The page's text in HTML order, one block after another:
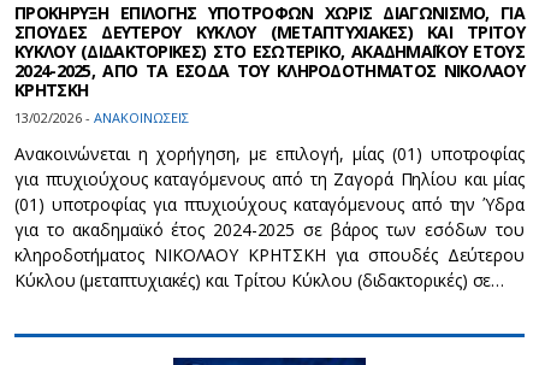
ΠΡΟΚΗΡΥΞΗ ΕΠΙΛΟΓΗΣ ΥΠΟΤΡΟΦΩΝ ΧΩΡΙΣ ΔΙΑΓΩΝΙΣΜΟ, ΓΙΑ
ΣΠΟΥΔΕΣ ΔΕΥΤΕΡΟΥ ΚΥΚΛΟΥ (ΜΕΤΑΠΤΥΧΙΑΚΕΣ) ΚΑΙ ΤΡΙΤΟΥ
ΚΥΚΛΟΥ (ΔΙΔΑΚΤΟΡΙΚΕΣ) ΣΤΟ ΕΣΩΤΕΡΙΚΟ, ΑΚΑΔΗΜΑΪΚΟΥ ΕΤΟΥΣ
2024-2025, ΑΠΟ ΤΑ ΕΣΟΔΑ ΤΟΥ ΚΛΗΡΟΔΟΤΗΜΑΤΟΣ ΝΙΚΟΛΑΟΥ
ΚΡΗΤΣΚΗ
13/02/2026 - ΑΝΑΚΟΙΝΩΣΕΙΣ
Ανακοινώνεται η χορήγηση, με επιλογή, μίας (01) υποτροφίας
για πτυχιούχους καταγόμενους από τη Ζαγορά Πηλίου και μίας
(01) υποτροφίας για πτυχιούχους καταγόμενους από την Ύδρα
για το ακαδημαϊκό έτος 2024-2025 σε βάρος των εσόδων του
κληροδοτήματος ΝΙΚΟΛΑΟΥ ΚΡΗΤΣΚΗ για σπουδές Δεύτερου
Κύκλου (μεταπτυχιακές) και Τρίτου Κύκλου (διδακτορικές) σε…